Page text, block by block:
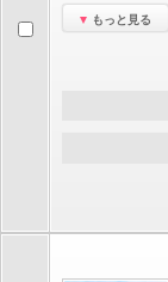
もっと見る